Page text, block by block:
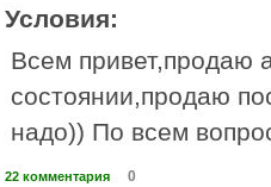
Условия:
Всем привет,продаю
состоянии,продаю
надо)) По всем
22 комментария 0